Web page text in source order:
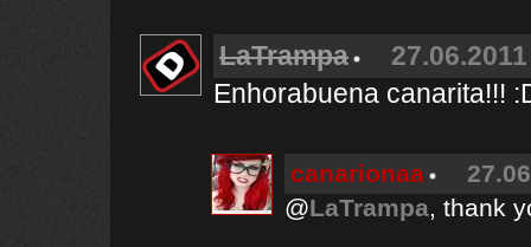
LaTrampa
Enhorabuena canarita!!!
canarionaa
@LaTrampa, thank